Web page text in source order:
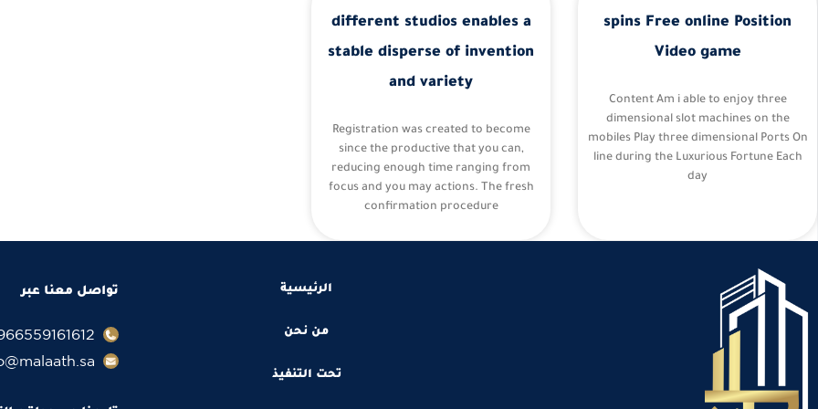
spins Free online Position
Video game
Content Am i able to enjoy three
dimensional slot machines on the
mobiles Play three dimensional Ports On
line during the Luxurious Fortune Each
day
different studios enables a
stable disperse of invention
and variety
Registration was created to become
since the productive that you can,
reducing enough time ranging from
focus and you may actions. The fresh
confirmation procedure
الرئيسية
من نحن
تحت التنفيذ
تواصل معنا عبر